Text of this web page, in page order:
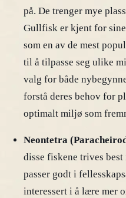
på. De trenger mye
Gullfisk er kjent for
som en av de mest
til å tilpasse seg ulike
valg for både
forstå deres behov for
optimalt miljø som
Neontetra
disse fiskene trives
passer godt i
interessert i å lære mer